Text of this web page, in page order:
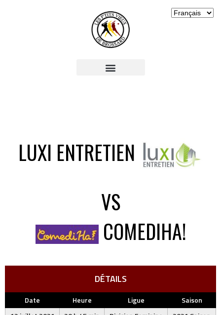
LUXI ENTRETIEN
VS
COMEDIHA!
DÉTAILS
Date Heure Ligue
Saison